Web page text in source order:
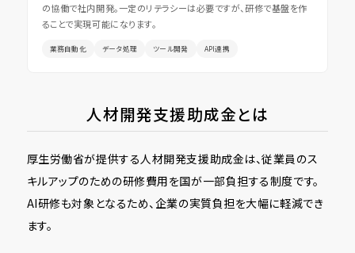
の協働で社内開発。一定のリテラシーは必要ですが、研修で基盤を作
ることで実現可能になります。
業務自動化 データ処理 ツール開発 API連携
人材開発支援助成金とは
厚生労働省が提供する人材開発支援助成金は、従業員のス
キルアップのための研修費用を国が一部負担する制度です。
AI研修も対象となるため、企業の実質負担を大幅に軽減でき
ます。